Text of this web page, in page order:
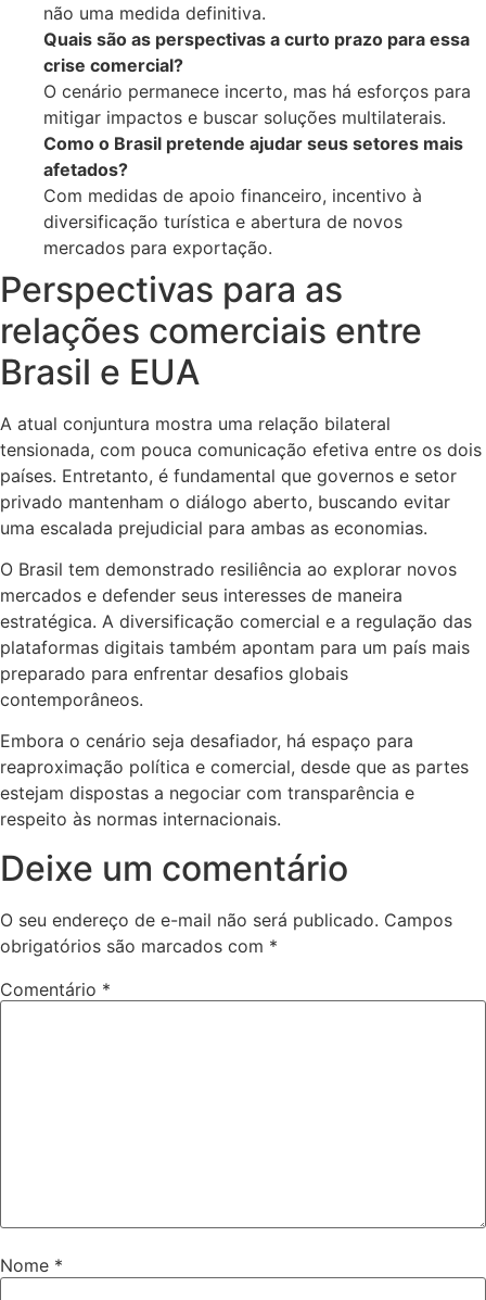
não uma medida definitiva.
Quais são as perspectivas a curto prazo para essa
crise comercial?
O cenário permanece incerto, mas há esforços para
mitigar impactos e buscar soluções multilaterais.
Como o Brasil pretende ajudar seus setores mais
afetados?
Com medidas de apoio financeiro, incentivo à
diversificação turística e abertura de novos
mercados para exportação.
Perspectivas para as
relações comerciais entre
Brasil e EUA
A atual conjuntura mostra uma relação bilateral
tensionada, com pouca comunicação efetiva entre os dois
países. Entretanto, é fundamental que governos e setor
privado mantenham o diálogo aberto, buscando evitar
uma escalada prejudicial para ambas as economias.
O Brasil tem demonstrado resiliência ao explorar novos
mercados e defender seus interesses de maneira
estratégica. A diversificação comercial e a regulação das
plataformas digitais também apontam para um país mais
preparado para enfrentar desafios globais
contemporâneos.
Embora o cenário seja desafiador, há espaço para
reaproximação política e comercial, desde que as partes
estejam dispostas a negociar com transparência e
respeito às normas internacionais.
Deixe um comentário
O seu endereço de e-mail não será publicado. Campos
obrigatórios são marcados com *
Comentário *
Nome *